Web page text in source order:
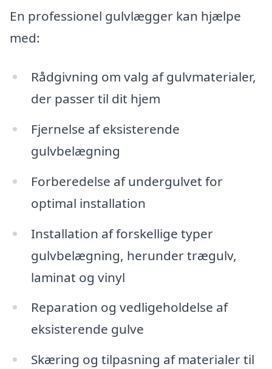
En professionel gulvlægger kan hjælpe
med:
Rådgivning om valg af gulvmaterialer,
der passer til dit hjem
Fjernelse af eksisterende
gulvbelægning
Forberedelse af undergulvet for
optimal installation
Installation af forskellige typer
gulvbelægning, herunder trægulv,
laminat og vinyl
Reparation og vedligeholdelse af
eksisterende gulve
Skæring og tilpasning af materialer til